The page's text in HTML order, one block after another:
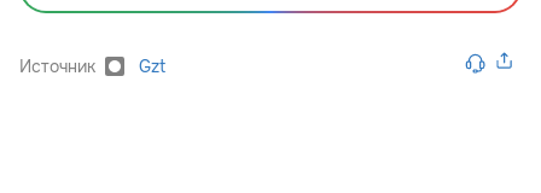
Источник Gzt